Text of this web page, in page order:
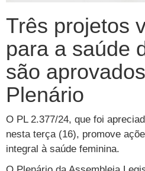
Três projetos
para a saúde
são
Plenário
O PL 2.377/24, que foi
nesta terça (16), promove
integral à saúde feminina.